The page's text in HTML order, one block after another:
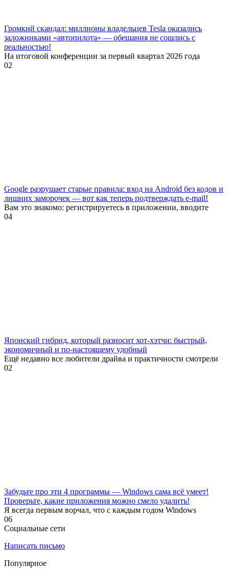
Громкий скандал: миллионы владельцев Tesla оказались
заложниками «автопилота» — обещания не сошлись с
реальностью!
На итоговой конференции за первый квартал 2026 года
02
Google разрушает старые правила: вход на Android без кодов и
лишних заморочек — вот как теперь подтверждать e-mail!
Вам это знакомо: регистрируетесь в приложении, вводите
04
Японский гибрид, который разносит хот-хэтчи: быстрый,
экономичный и по-настоящему удобный
Ещё недавно все любители драйва и практичности смотрели
02
Забудьте про эти 4 программы — Windows сама всё умеет!
Проверьте, какие приложения можно смело удалить!
Я всегда первым ворчал, что с каждым годом Windows
06
Социальные сети
Написать письмо
Популярное